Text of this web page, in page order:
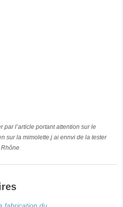
par l’article portant attention sur le
sur la mimolette.j ai ennvi de la tester
Rhône